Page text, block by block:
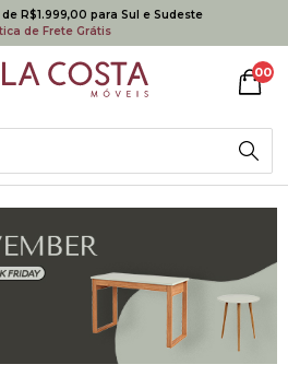
R$1.999,00 para Sul e Sudeste
de Frete Grátis
00